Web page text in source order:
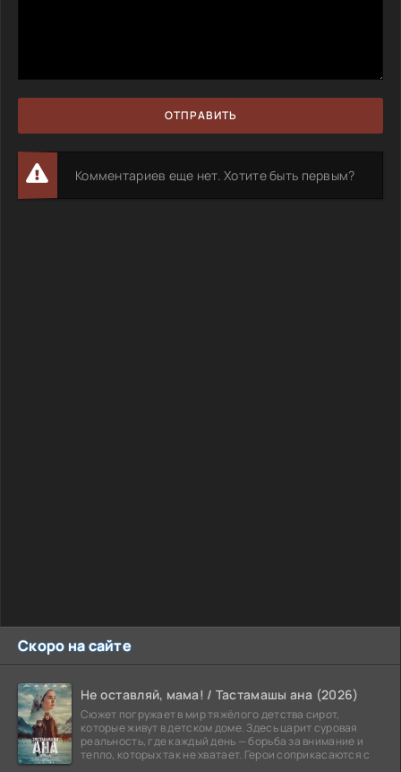
Скоро на сайте
Не оставляй, мама! / Тастамашы ана (2026)
Сюжет погружает в мир тяжёлого детства сирот,
которые живут в детском доме. Здесь царит суровая
реальность, где каждый день — борьба за внимание и
тепло, которых так не хватает. Герои соприкасаются с
ОТПРАВИТЬ
Комментариев еще нет. Хотите быть первым?